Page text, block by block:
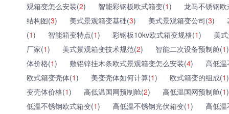
观箱变怎么安装(2) 智能彩钢板欧式箱变(1)
龙马不锈钢
结构图(3) 美式景观箱变基础(3) 美式景观箱变公司(3)
(1) 智能箱变特点(1) 彩钢板10kv欧式箱变规格(1)
美
厂家(1) 美式景观箱变技术规范(2) 智能二次设备预制舱(1)
体价格(1) 敷铝锌挂木条欧式景观箱变怎么安装(4)
高低
欧式箱变壳体(1) 美变壳体如何计算(1) 欧式箱变的组成(1)
变壳体价格(1) 高低温国网预制舱(2) 高低温国网预制舱(1)
低温不锈钢欧式箱变(1) 高低温不锈钢光伏箱变(1)
高低